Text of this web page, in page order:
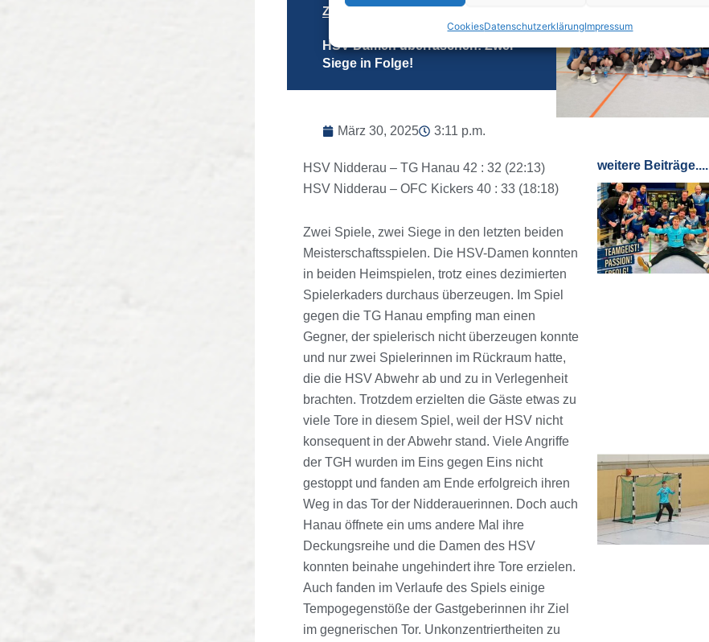
CookiesDatenschutzerklärungImpressum
Zurück
HSV Damen überraschen! Zwei
Siege in Folge!
März 30, 2025 3:11 p.m.
HSV Nidderau – TG Hanau 42 : 32 (22:13)
HSV Nidderau – OFC Kickers 40 : 33 (18:18)
Zwei Spiele, zwei Siege in den letzten beiden
Meisterschaftsspielen. Die HSV-Damen konnten
in beiden Heimspielen, trotz eines dezimierten
Spielerkaders durchaus überzeugen. Im Spiel
gegen die TG Hanau empfing man einen
Gegner, der spielerisch nicht überzeugen konnte
und nur zwei Spielerinnen im Rückraum hatte,
die die HSV Abwehr ab und zu in Verlegenheit
brachten. Trotzdem erzielten die Gäste etwas zu
viele Tore in diesem Spiel, weil der HSV nicht
konsequent in der Abwehr stand. Viele Angriffe
der TGH wurden im Eins gegen Eins nicht
gestoppt und fanden am Ende erfolgreich ihren
Weg in das Tor der Nidderauerinnen. Doch auch
Hanau öffnete ein ums andere Mal ihre
Deckungsreihe und die Damen des HSV
konnten beinahe ungehindert ihre Tore erzielen.
Auch fanden im Verlaufe des Spiels einige
Tempogegenstöße der Gastgeberinnen ihr Ziel
im gegnerischen Tor. Unkonzentriertheiten zu
weitere Beiträge....